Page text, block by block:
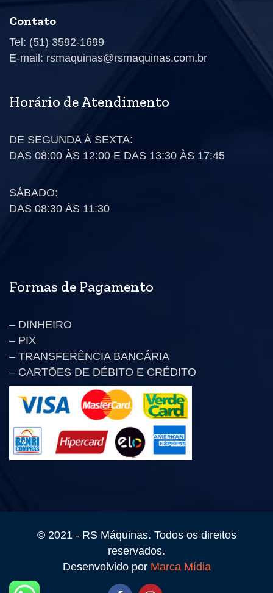
Contato
Tel: (51) 3592-1699
E-mail: rsmaquinas@rsmaquinas.com.br
Horário de Atendimento
DE SEGUNDA À SEXTA:
DAS 08:00 ÀS 12:00 E DAS 13:30 ÀS 17:45
SÁBADO:
DAS 08:30 ÀS 11:30
Formas de Pagamento
– DINHEIRO
– PIX
– TRANSFERÊNCIA BANCÁRIA
– CARTÕES DE DÉBITO E CRÉDITO
© 2021 - RS Máquinas. Todos os direitos
reservados.
Desenvolvido por Marca Mídia